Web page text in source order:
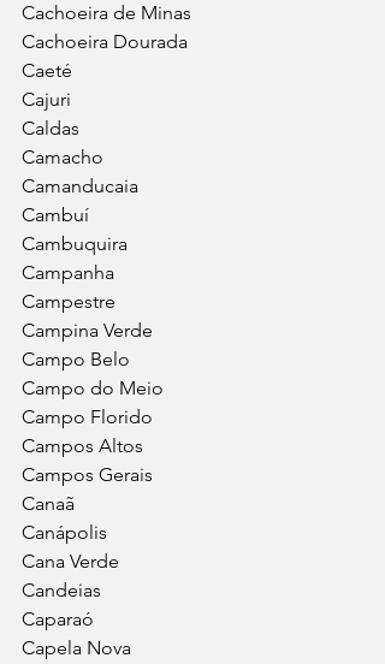
Cachoeira de Minas
Cachoeira Dourada
Caeté
Cajuri
Caldas
Camacho
Camanducaia
Cambuí
Cambuquira
Campanha
Campestre
Campina Verde
Campo Belo
Campo do Meio
Campo Florido
Campos Altos
Campos Gerais
Canaã
Canápolis
Cana Verde
Candeias
Caparaó
Capela Nova